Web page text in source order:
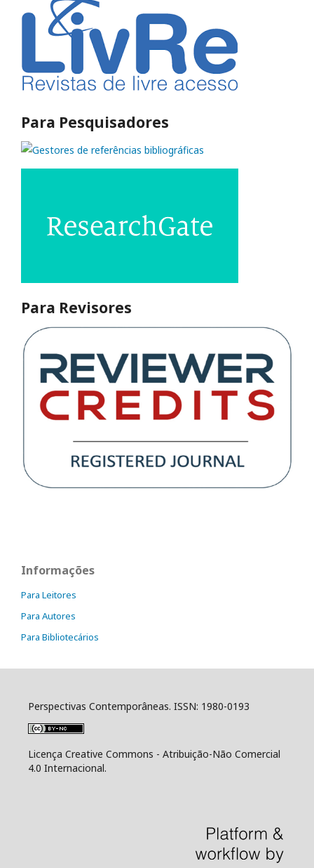
Para Pesquisadores
Para Revisores
Informações
Para Leitores
Para Autores
Para Bibliotecários
Perspectivas Contemporâneas. ISSN: 1980-0193
Licença Creative Commons - Atribuição-Não Comercial
4.0 Internacional.